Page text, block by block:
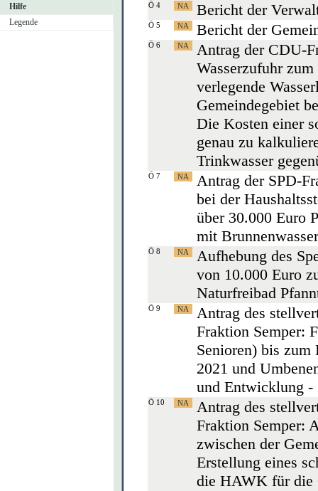
Hilfe
Legende
Ö 4 Bericht der
Ö 5 Bericht der
Ö 6
Antrag der CDU-
Wasserzufuhr
verlegende
Gemeindegebiet
Die Kosten einer
genau zu
Trinkwasser
Ö 7
Antrag der SPD-
bei der
über 30.000 Euro
mit Brunnenwasser
Ö 8
Aufhebung des
von 10.000 Euro
Naturfreibad
Ö 9
Antrag des
Fraktion Semper:
Senioren) bis zum
2021 und
und Entwicklung -
Ö 10
Antrag des
Fraktion Semper:
zwischen der
Erstellung eines
die HAWK für die